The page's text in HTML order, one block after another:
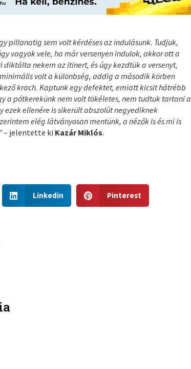
pillanatig sem volt kérdéses az indulásunk. Tudjuk,
vagyok vele, ha már versenyen indulok, akkor ott a
nekem az itinert, és úgy kezdtük a versenyt,
volt a különbség, addig a második körben
krach. Kaptunk egy defektet, emiatt kicsit hátrébb
a pótkerekünk nem volt tökéletes, nem tudtuk tartani a
ezek ellenére is sikerült abszolút negyediknek
elég látványosan mentünk, a nézők is és mi is
– jelentette ki Kazár Miklós.
h
Linkedin
h
Pinterest